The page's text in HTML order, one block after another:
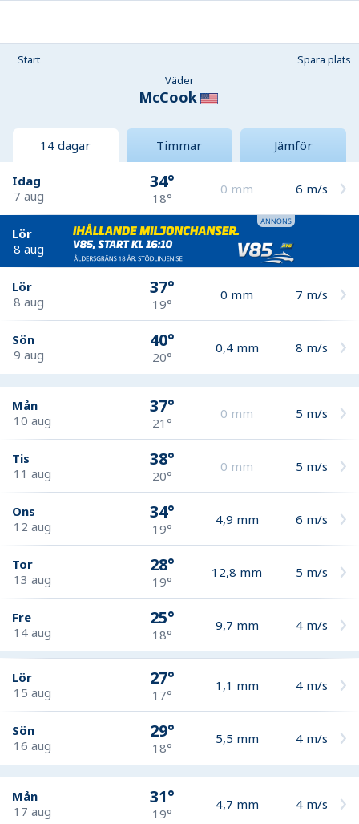
Start
Spara plats
Väder
McCook
14 dagar Timmar Jämför
Idag
7 aug
34°
18°
0 mm 6 m/s
Lör
8 aug
Lör
8 aug
37°
19°
0 mm 7 m/s
Sön
9 aug
40°
20°
0,4 mm 8 m/s
Mån
10 aug
37°
21°
0 mm 5 m/s
Tis
11 aug
38°
20°
0 mm 5 m/s
Ons
12 aug
34°
19°
4,9 mm 6 m/s
Tor
13 aug
28°
19°
12,8 mm 5 m/s
Fre
14 aug
25°
18°
9,7 mm 4 m/s
Lör
15 aug
27°
17°
1,1 mm 4 m/s
Sön
16 aug
29°
18°
5,5 mm 4 m/s
Mån
17 aug
31°
19°
4,7 mm 4 m/s